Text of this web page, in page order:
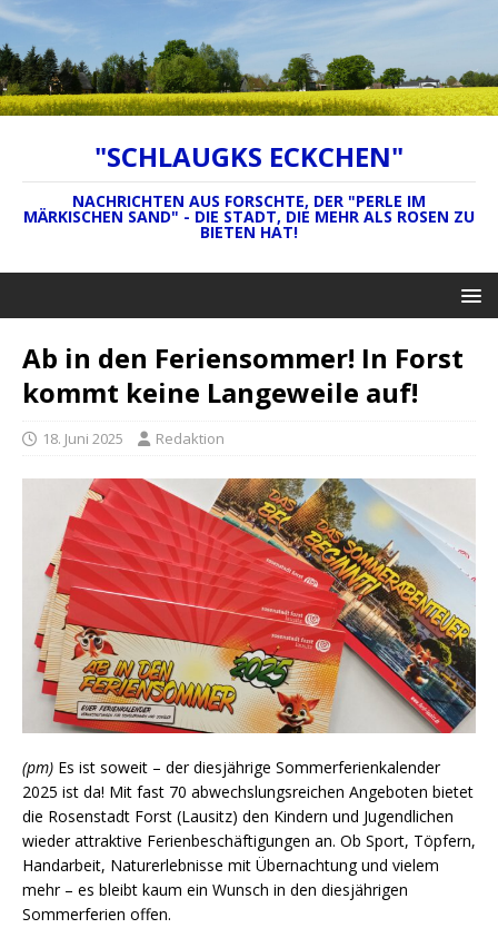
"SCHLAUGKS ECKCHEN"
NACHRICHTEN AUS FORSCHTE, DER "PERLE IM
MÄRKISCHEN SAND" - DIE STADT, DIE MEHR ALS ROSEN ZU
BIETEN HAT!
Ab in den Feriensommer! In Forst
kommt keine Langeweile auf!
18. Juni 2025 Redaktion
(pm) Es ist soweit – der diesjährige Sommerferienkalender
2025 ist da! Mit fast 70 abwechslungsreichen Angeboten bietet
die Rosenstadt Forst (Lausitz) den Kindern und Jugendlichen
wieder attraktive Ferienbeschäftigungen an. Ob Sport, Töpfern,
Handarbeit, Naturerlebnisse mit Übernachtung und vielem
mehr – es bleibt kaum ein Wunsch in den diesjährigen
Sommerferien offen.